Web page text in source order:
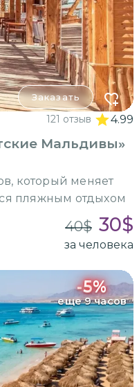
Заказать
121 отзыв 4.99
Мальдивы»
который меняет
пляжным отдыхом
40$ 30$
за человека
-5%
еще 9 часов